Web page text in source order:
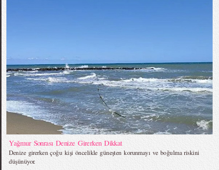
Yağmur Sonrası Denize Girerken Dikkat
Denize girerken çoğu kişi öncelikle güneşten korunmayı ve boğulma riskini
düşünüyor.